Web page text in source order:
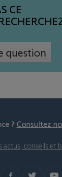
CE
question
? Consultez
actus, conseils et